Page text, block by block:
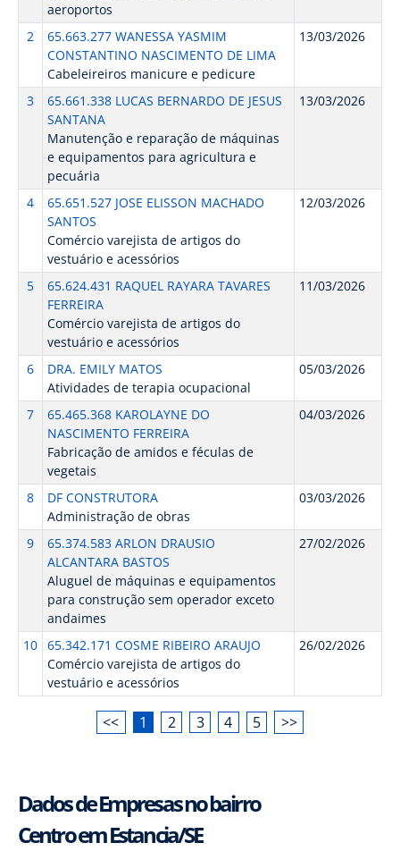
aeroportos
2
65.663.277 WANESSA YASMIM
CONSTANTINO NASCIMENTO DE LIMA
Cabeleireiros manicure e pedicure
13/03/2026
3
65.661.338 LUCAS BERNARDO DE JESUS
SANTANA
Manutenção e reparação de máquinas
e equipamentos para agricultura e
pecuária
13/03/2026
4
65.651.527 JOSE ELISSON MACHADO
SANTOS
Comércio varejista de artigos do
vestuário e acessórios
12/03/2026
5
65.624.431 RAQUEL RAYARA TAVARES
FERREIRA
Comércio varejista de artigos do
vestuário e acessórios
11/03/2026
6
DRA. EMILY MATOS
Atividades de terapia ocupacional
05/03/2026
7
65.465.368 KAROLAYNE DO
NASCIMENTO FERREIRA
Fabricação de amidos e féculas de
vegetais
04/03/2026
8
DF CONSTRUTORA
Administração de obras
03/03/2026
9
65.374.583 ARLON DRAUSIO
ALCANTARA BASTOS
Aluguel de máquinas e equipamentos
para construção sem operador exceto
andaimes
27/02/2026
10 65.342.171 COSME RIBEIRO ARAUJO
Comércio varejista de artigos do
vestuário e acessórios
26/02/2026
<< 1 2 3 4 5 >>
Dados de Empresas no bairro
Centro em Estancia/SE